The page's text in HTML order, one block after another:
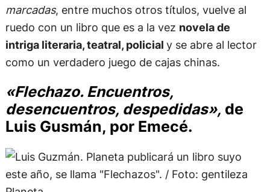
marcadas, entre muchos otros títulos, vuelve al
ruedo con un libro que es a la vez novela de
intriga literaria, teatral, policial y se abre al lector
como un verdadero juego de cajas chinas.
«Flechazo. Encuentros,
desencuentros, despedidas», de
Luis Gusmán, por Emecé.